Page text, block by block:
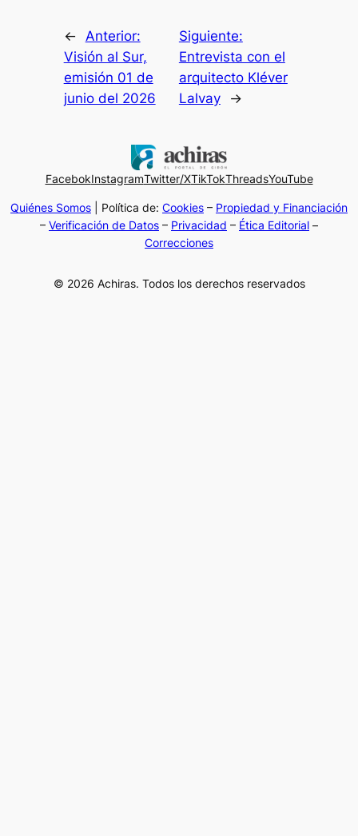
←
Anterior:
Visión al Sur,
emisión 01 de
junio del 2026
Siguiente:
Entrevista con el
arquitecto Kléver
Lalvay
→
FacebokInstagramTwitter/XTikTokThreadsYouTube
Quiénes Somos | Política de: Cookies – Propiedad y Financiación
– Verificación de Datos – Privacidad – Ética Editorial –
Correcciones
© 2026 Achiras. Todos los derechos reservados